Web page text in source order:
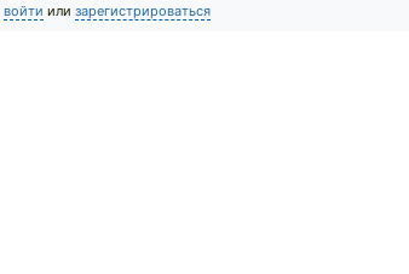
войти или зарегистрироваться